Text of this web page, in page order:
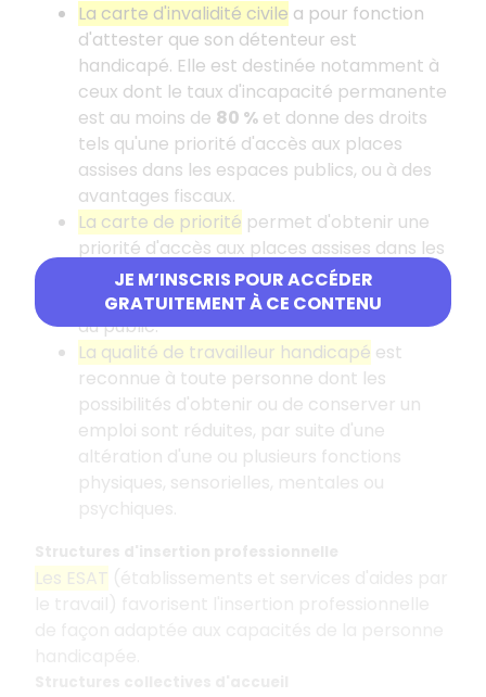
JE M’INSCRIS POUR ACCÉDER
GRATUITEMENT À CE CONTENU
La carte d'invalidité civile a pour fonction
d'attester que son détenteur est
handicapé. Elle est destinée notamment à
ceux dont le taux d'incapacité permanente
est au moins de 80 % et donne des droits
tels qu'une priorité d'accès aux places
assises dans les espaces publics, ou à des
avantages fiscaux.
La carte de priorité permet d'obtenir une
priorité d'accès aux places assises dans les
transports en commun, les salles et files
d'attente, et les manifestations accueillant
du public.
La qualité de travailleur handicapé est
reconnue à toute personne dont les
possibilités d'obtenir ou de conserver un
emploi sont réduites, par suite d'une
altération d'une ou plusieurs fonctions
physiques, sensorielles, mentales ou
psychiques.
Les ESAT